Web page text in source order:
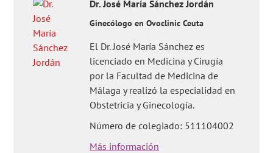
Dr. José María Sánchez Jordán
Ginecólogo en Ovoclinic Ceuta
El Dr. José María Sánchez es
licenciado en Medicina y Cirugía
por la Facultad de Medicina de
Málaga y realizó la especialidad en
Obstetricia y Ginecología.
Número de colegiado: 511104002
Más información